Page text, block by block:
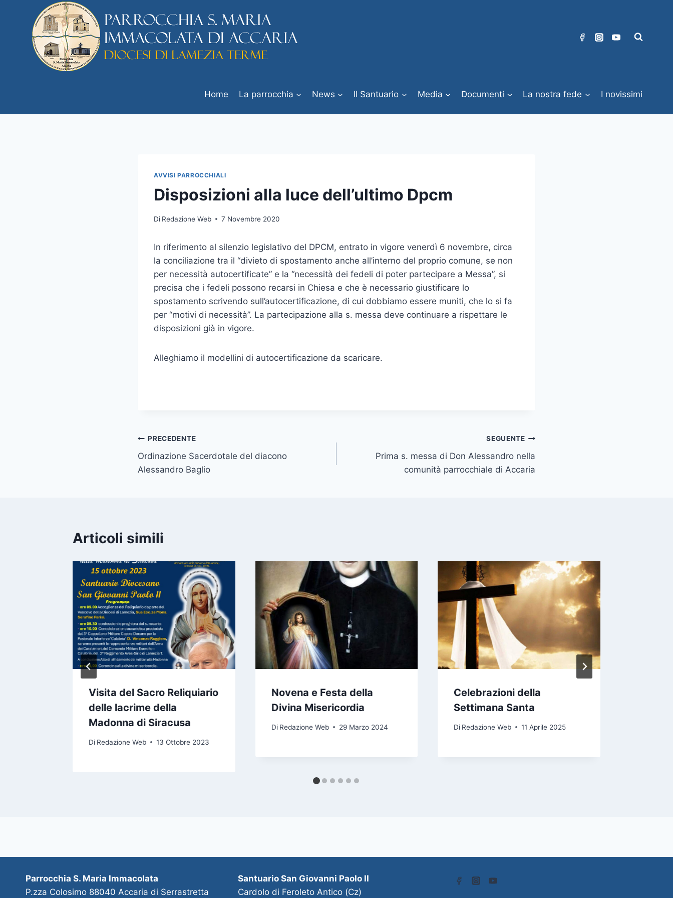
Home La parrocchia News Il Santuario Media Documenti La nostra fede I novissimi
AVVISI PARROCCHIALI
Disposizioni alla luce dell’ultimo Dpcm
Di Redazione Web 7 Novembre 2020
In riferimento al silenzio legislativo del DPCM, entrato in vigore venerdì 6 novembre, circa
la conciliazione tra il “divieto di spostamento anche all’interno del proprio comune, se non
per necessità autocertificate” e la “necessità dei fedeli di poter partecipare a Messa”, si
precisa che i fedeli possono recarsi in Chiesa e che è necessario giustificare lo
spostamento scrivendo sull’autocertificazione, di cui dobbiamo essere muniti, che lo si fa
per “motivi di necessità”. La partecipazione alla s. messa deve continuare a rispettare le
disposizioni già in vigore.
Alleghiamo il modellini di autocertificazione da scaricare.
PRECEDENTE
Ordinazione Sacerdotale del diacono
Alessandro Baglio
SEGUENTE
Prima s. messa di Don Alessandro nella
comunità parrocchiale di Accaria
Articoli simili
Visita del Sacro Reliquiario
delle lacrime della
Madonna di Siracusa
Di Redazione Web 13 Ottobre 2023
Novena e Festa della
Divina Misericordia
Di Redazione Web 29 Marzo 2024
Celebrazioni della
Settimana Santa
Di Redazione Web 11 Aprile 2025
Parrocchia S. Maria Immacolata
P.zza Colosimo 88040 Accaria di Serrastretta
Santuario San Giovanni Paolo II
Cardolo di Feroleto Antico (Cz)